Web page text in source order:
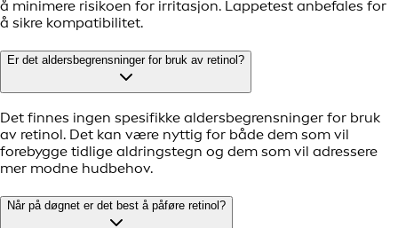
å minimere risikoen for irritasjon. Lappetest anbefales for
å sikre kompatibilitet.
Er det aldersbegrensninger for bruk av retinol?
Det finnes ingen spesifikke aldersbegrensninger for bruk
av retinol. Det kan være nyttig for både dem som vil
forebygge tidlige aldringstegn og dem som vil adressere
mer modne hudbehov.
Når på døgnet er det best å påføre retinol?